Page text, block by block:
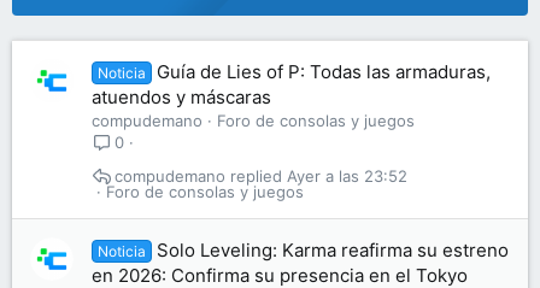
Noticia
Guía de Lies of P: Todas las armaduras,
atuendos y máscaras
compudemano
Foro de consolas y juegos
0
Foro de consolas y juegos
Ayer a las 23:52
compudemano
Noticia
Solo Leveling: Karma reafirma su estreno
en 2026: Confirma su presencia en el Tokyo